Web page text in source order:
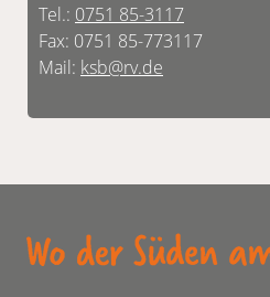
Tel.: 0751 85-3117
Fax: 0751 85-773117
Mail: ksb@rv.de